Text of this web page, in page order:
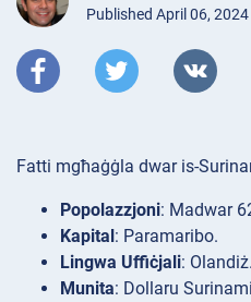
Published April 06, 2024
Fatti mgħaġġla dwar is-
Popolazzjoni: Madwar
Kapital: Paramaribo.
Lingwa Uffiċjali: Olandiż.
Munita: Dollaru